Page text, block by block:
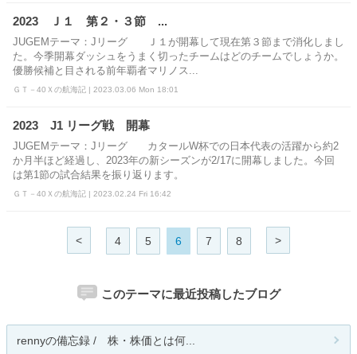
2023 Ｊ１ 第２・３節 ...
JUGEMテーマ：Jリーグ Ｊ１が開幕して現在第３節まで消化しまし
た。今季開幕ダッシュをうまく切ったチームはどのチームでしょうか。
優勝候補と目される前年覇者マリノス...
ＧＴ－40Ｘの航海記 | 2023.03.06 Mon 18:01
2023 J1 リーグ戦 開幕
JUGEMテーマ：Jリーグ カタールW杯での日本代表の活躍から約2
か月半ほど経過し、2023年の新シーズンが2/17に開幕しました。今回
は第1節の試合結果を振り返ります。
ＧＴ－40Ｘの航海記 | 2023.02.24 Fri 16:42
< 4 5 6 7 8 >
このテーマに最近投稿したブログ
rennyの備忘録 / 株・株価とは何...